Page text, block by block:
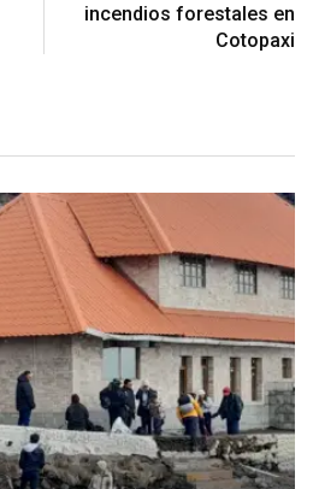
incendios forestales en
Cotopaxi